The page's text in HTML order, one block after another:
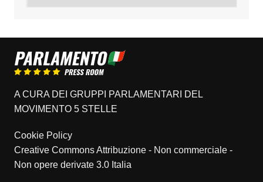
A CURA DEI GRUPPI PARLAMENTARI DEL
MOVIMENTO 5 STELLE
Cookie Policy
Creative Commons Attribuzione - Non commerciale -
Non opere derivate 3.0 Italia